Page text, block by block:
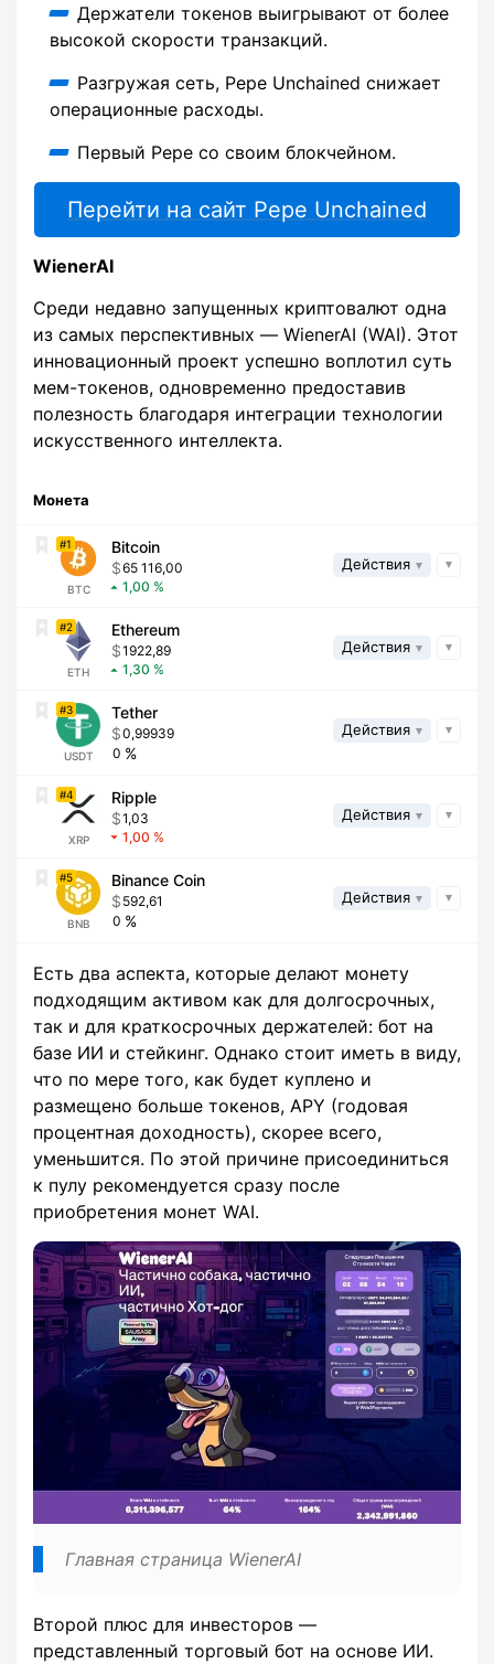
Держатели токенов выигрывают от более
высокой скорости транзакций.
Разгружая сеть, Pepe Unchained снижает
операционные расходы.
Первый Pepe со своим блокчейном.
Перейти на сайт Pepe Unchained
WienerAI
Среди недавно запущенных криптовалют одна
из самых перспективных — WienerAI (WAI). Этот
инновационный проект успешно воплотил суть
мем-токенов, одновременно предоставив
полезность благодаря интеграции технологии
искусственного интеллекта.
Монета
1
BTC
Bitcoin
65 116,00
1,00
Действия
2
ETH
Ethereum
1922,89
1,30
Действия
3
USDT
Tether
0,99939
0
Действия
4
XRP
Ripple
1,03
1,00
Действия
5
BNB
Binance Coin
592,61
0
Действия
Есть два аспекта, которые делают монету
подходящим активом как для долгосрочных,
так и для краткосрочных держателей: бот на
базе ИИ и стейкинг. Однако стоит иметь в виду,
что по мере того, как будет куплено и
размещено больше токенов, APY (годовая
процентная доходность), скорее всего,
уменьшится. По этой причине присоединиться
к пулу рекомендуется сразу после
приобретения монет WAI.
Главная страница WienerAI
Второй плюс для инвесторов —
представленный торговый бот на основе ИИ.